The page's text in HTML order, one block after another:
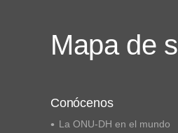
Mapa de
Conócenos
La ONU-DH en el mundo